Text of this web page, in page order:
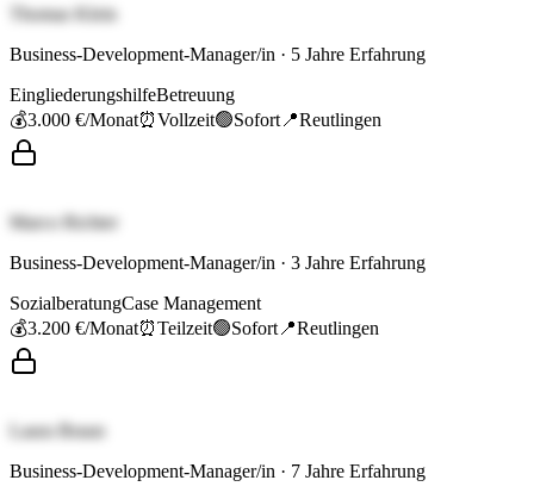
Thomas Klein
Business-Development-Manager/in · 5 Jahre Erfahrung
EingliederungshilfeBetreuung
💰3.000 €/Monat⏰Vollzeit🟢Sofort 📍Reutlingen
Marco Richter
Business-Development-Manager/in · 3 Jahre Erfahrung
SozialberatungCase Management
💰3.200 €/Monat⏰Teilzeit🟢Sofort 📍Reutlingen
Laura Braun
Business-Development-Manager/in · 7 Jahre Erfahrung